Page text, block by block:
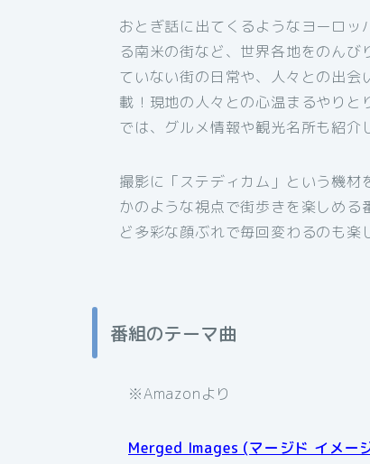
おとぎ話に出てくるようなヨーロ
る南米の街など、世界各地をのん
ていない街の日常や、人々との出
載！現地の人々との心温まるやり
では、グルメ情報や観光名所も紹介
撮影に「ステディカム」という機
かのような視点で街歩きを楽しめ
ど多彩な顔ぶれで毎回変わるのも楽
番組のテーマ曲
※Amazonより
Merged Images (マージド イメー